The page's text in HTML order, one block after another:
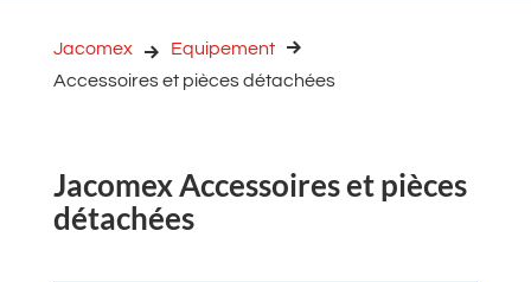
Jacomex
Equipement
Accessoires et pièces détachées
Jacomex Accessoires et pièces
détachées